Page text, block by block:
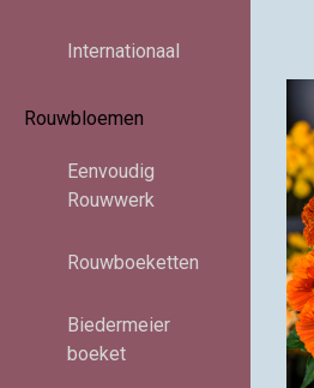
Internationaal
Rouwbloemen
Eenvoudig
Rouwwerk
Rouwboeketten
Biedermeier
boeket